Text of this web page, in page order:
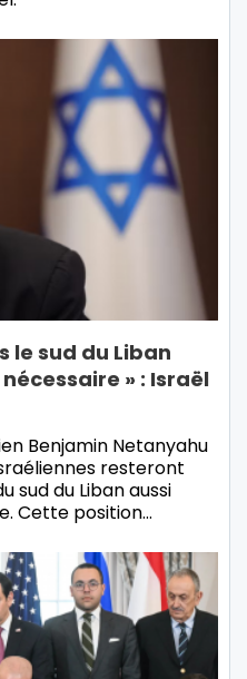
le sud du Liban
» : Israël
Benjamin Netanyahu
resteront
sud du Liban aussi
Cette position…